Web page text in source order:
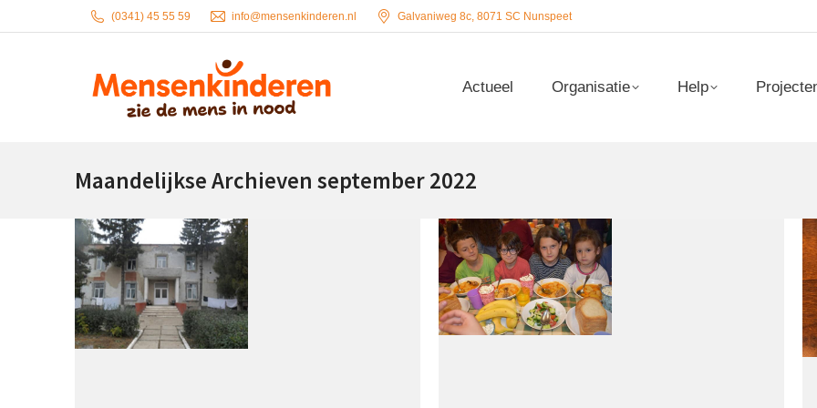
(0341) 45 55 59 info@mensenkinderen.nl Galvaniweg 8c, 8071 SC Nunspeet
Actueel Organisatie Help
Maandelijkse Archieven september 2022
Actueel Organisatie Help